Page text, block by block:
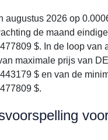
augustus 2026 op
de maand
$. In de loop van
maximale prijs van
$ en van de
$.